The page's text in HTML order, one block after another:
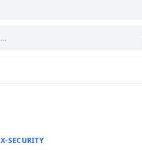
X-SECURITY